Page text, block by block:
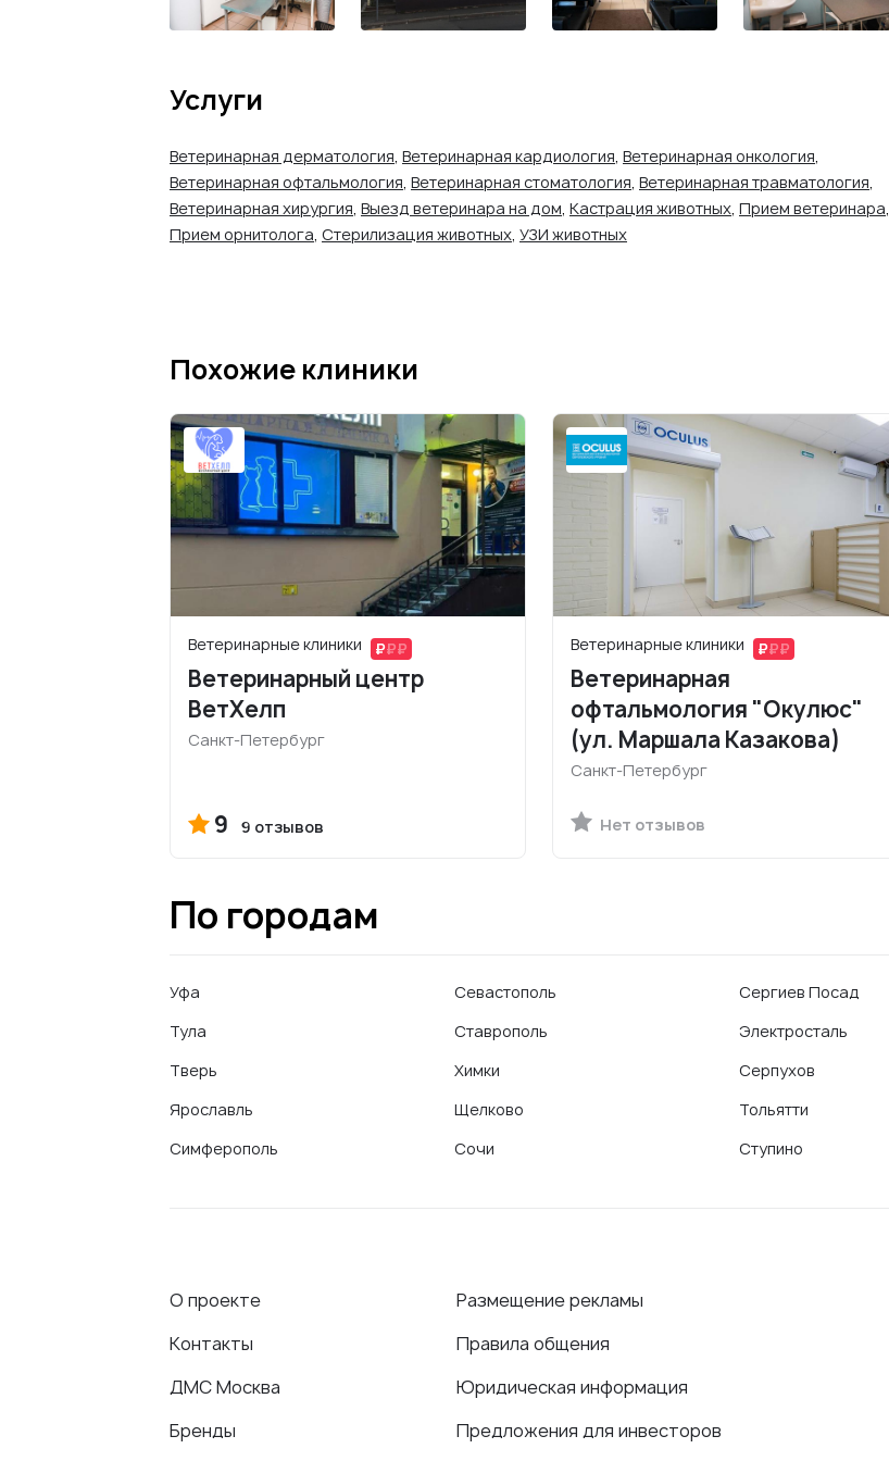
Услуги
Ветеринарная дерматология, Ветеринарная кардиология, Ветеринарная онкология,
Ветеринарная офтальмология, Ветеринарная стоматология, Ветеринарная травматология,
Ветеринарная хирургия, Выезд ветеринара на дом, Кастрация животных, Прием ветеринара,
Прием орнитолога, Стерилизация животных, УЗИ животных
Похожие клиники
Ветеринарные клиники
Ветеринарный центр
ВетХелп
Санкт-Петербург
9 9 отзывов
Ветеринарные клиники
Ветеринарная
офтальмология "Окулюс"
(ул. Маршала Казакова)
Санкт-Петербург
Нет отзывов
По городам
Уфа
Тула
Тверь
Ярославль
Симферополь
Севастополь
Ставрополь
Химки
Щелково
Сочи
Сергиев Посад
Электросталь
Серпухов
Тольятти
Ступино
О проекте
Контакты
ДМС Москва
Бренды
Размещение рекламы
Правила общения
Юридическая информация
Предложения для инвесторов